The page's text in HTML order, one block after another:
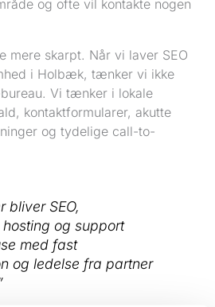
og ofte vil kontakte nogen
mere skarpt. Når vi laver SEO
i Holbæk, tænker vi ikke
Vi tænker i lokale
kontaktformularer, akutte
og tydelige call-to-
bliver SEO,
og support
med fast
og ledelse fra partner